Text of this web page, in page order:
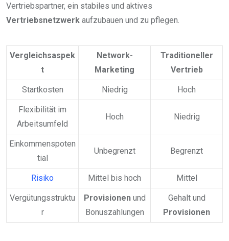
Vertriebspartner, ein stabiles und aktives
Vertriebsnetzwerk aufzubauen und zu pflegen.
Vergleichsaspek
t
Network-
Marketing
Traditioneller
Vertrieb
Startkosten Niedrig Hoch
Flexibilität im
Arbeitsumfeld
Hoch Niedrig
Einkommenspoten
tial
Unbegrenzt Begrenzt
Risiko Mittel bis hoch Mittel
Vergütungsstruktu
r
Provisionenund
Bonuszahlungen
Gehalt und
Provisionen